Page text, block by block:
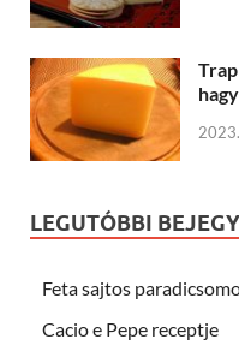
LEGUTÓBBI
Feta sajtos
Cacio e Pepe receptje